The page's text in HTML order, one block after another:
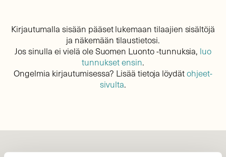
Kirjautumalla sisään pääset lukemaan tilaajien sisältöjä
ja näkemään tilaustietosi.
Jos sinulla ei vielä ole Suomen Luonto -tunnuksia, luo
tunnukset ensin.
Ongelmia kirjautumisessa? Lisää tietoja löydätohjeet-
sivulta.